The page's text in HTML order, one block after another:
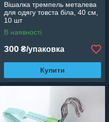
Вішалка тремпель металева
для одягу товста біла, 40 см,
10 шт
В наявності
300 ₴/упаковка
Купити